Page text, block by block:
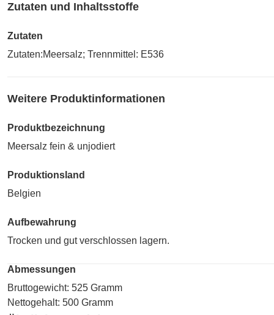
Zutaten und Inhaltsstoffe
Zutaten
Zutaten:Meersalz; Trennmittel: E536
Weitere Produktinformationen
Produktbezeichnung
Meersalz fein & unjodiert
Produktionsland
Belgien
Aufbewahrung
Trocken und gut verschlossen lagern.
Abmessungen
Bruttogewicht: 525 Gramm
Nettogehalt: 500 Gramm